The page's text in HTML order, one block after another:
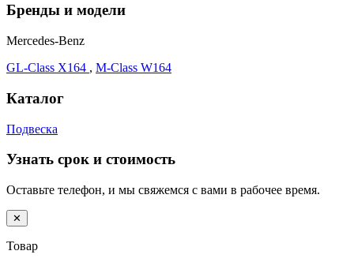
Бренды и модели
Mercedes-Benz
GL-Class X164 , M-Class W164
Каталог
Подвеска
Узнать срок и стоимость
Оставьте телефон, и мы свяжемся с вами в рабочее время.
✕
Товар